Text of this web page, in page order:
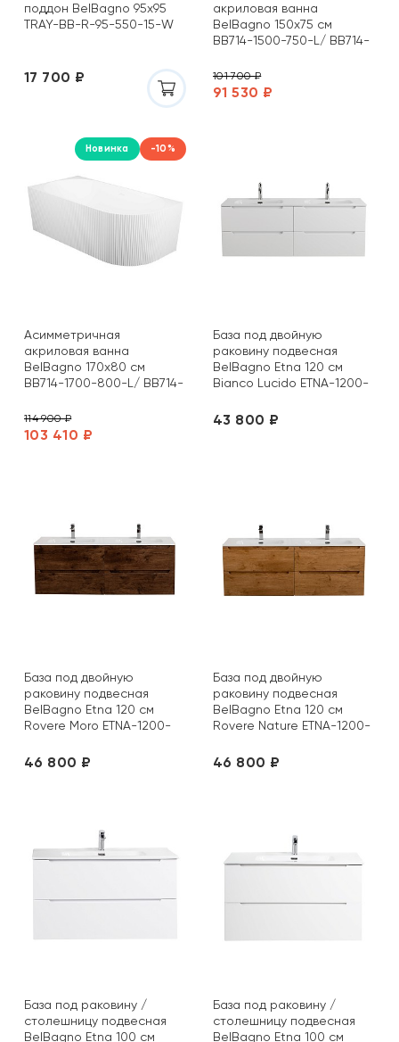
поддон BelBagno 95х95
TRAY-BB-R-95-550-15-W
17 700 ₽
акриловая ванна
BelBagno 150х75 см
BB714-1500-750-L/ BB714-
91 530 ₽
101 700 ₽
Новинка -10%
Асимметричная
акриловая ванна
BelBagno 170х80 см
BB714-1700-800-L/ BB714-
103 410 ₽
114 900 ₽
База под двойную
раковину подвесная
BelBagno Etna 120 см
Bianco Lucido ETNA-1200-
43 800 ₽
База под двойную
раковину подвесная
BelBagno Etna 120 см
Rovere Moro ETNA-1200-
46 800 ₽
База под двойную
раковину подвесная
BelBagno Etna 120 см
Rovere Nature ETNA-1200-
46 800 ₽
База под раковину /
столешницу подвесная
BelBagno Etna 100 см
База под раковину /
столешницу подвесная
BelBagno Etna 100 см